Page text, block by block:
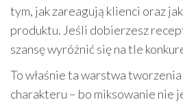
tym, jak zareagują klienci oraz
produktu. Jeśli dobierzesz
szansę wyróżnić się na tle
To właśnie ta warstwa
charakteru – bo miksowanie nie